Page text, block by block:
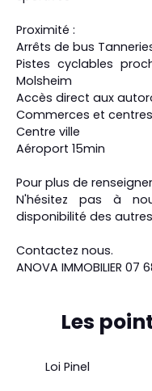
Proximité :
Arrêts de bus
Pistes cyclables
Molsheim
Accès direct aux
Commerces et
Centre ville
Aéroport 15min
Pour plus de
N'hésitez pas à
disponibilité des
Contactez nous.
ANOVA IMMOBILIER 07
Les
Loi Pinel